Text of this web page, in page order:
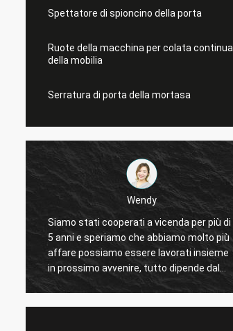
Spettatore di spioncino della porta
Ruote della macchina per colata continua
della mobilia
Serratura di porta della mortasa
Wendy
Siamo stati cooperati a vicenda per più di
5 anni e speriamo che abbiamo molto più
affare possiamo essere lavorati insieme
in prossimo avvenire, tutto dipende dal
grande e servizio efficiente di Kama e